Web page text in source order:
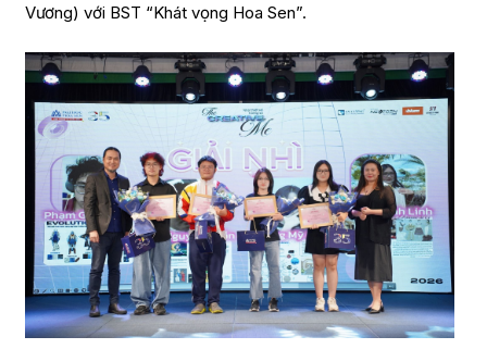
Vương) với BST “Khát vọng Hoa Sen”.